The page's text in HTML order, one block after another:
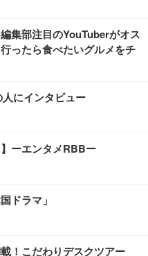
集部注目のYouTuberがオス
ったら食べたいグルメをチ
人にインタビュー
ーエンタメRBBー
ドラマ」
！こだわりデスクツアー